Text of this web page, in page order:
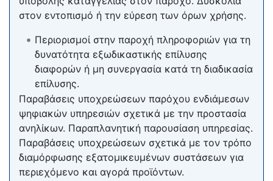
στον εντοπισμό ή την εύρεση των όρων χρήσης.
Περιορισμοί στην παροχή πληροφοριών για τη
δυνατότητα εξωδικαστικής επίλυσης
διαφορών ή μη συνεργασία κατά τη διαδικασία
επίλυσης.
Παραβάσεις υποχρεώσεων παρόχου ενδιάμεσων
ψηφιακών υπηρεσιών σχετικά με την προστασία
ανηλίκων. Παραπλανητική παρουσίαση υπηρεσίας.
Παραβάσεις υποχρεώσεων σχετικά με τον τρόπο
διαμόρφωσης εξατομικευμένων συστάσεων για
περιεχόμενο και αγορά προϊόντων.